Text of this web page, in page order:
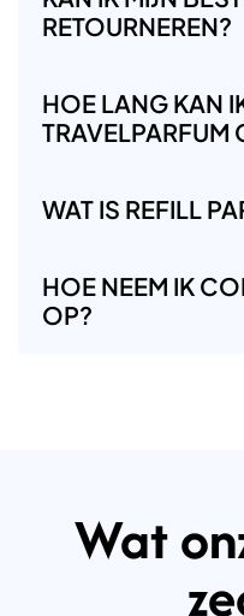
RETOURNEREN?
HOE LANG KAN
TRAVELPARFUM
WAT IS REFILL
HOE NEEM IK
OP?
Wat